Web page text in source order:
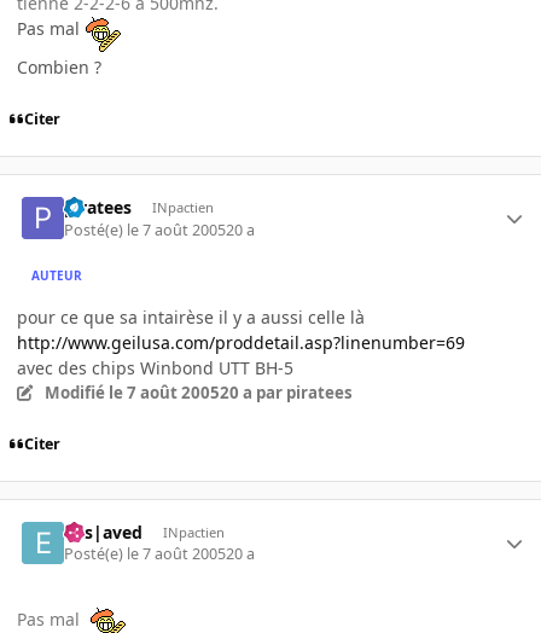
Pas mal
Combien ?
Citer
piratees INpactien
Posté(e) le 7 août 200520 a
AUTEUR
pour ce que sa intairèse il y a aussi celle là
http://www.geilusa.com/proddetail.asp?linenumber=69
avec des chips Winbond UTT BH-5
Modifié le 7 août 200520 a par piratees
Citer
Ens|aved INpactien
Posté(e) le 7 août 200520 a
Pas mal